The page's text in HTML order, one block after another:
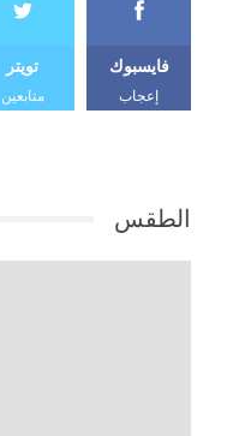
فايسبوك
إعجاب
تويتر
متابعين
الطقس